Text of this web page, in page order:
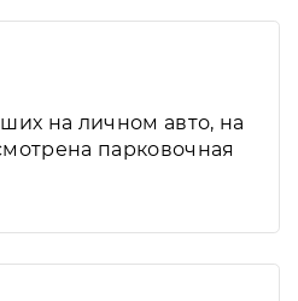
на личном авто, на
парковочная